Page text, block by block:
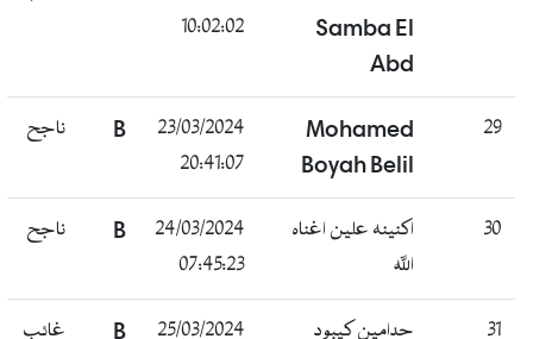
Samba El
Abd
10:02:02
29
Mohamed
Boyah Belil
23/03/2024
20:41:07
B ناجح
30
اكنينه علين اغناه
الله
24/03/2024
07:45:23
B ناجح
31 حدامين كيبود
25/03/2024
B غائب